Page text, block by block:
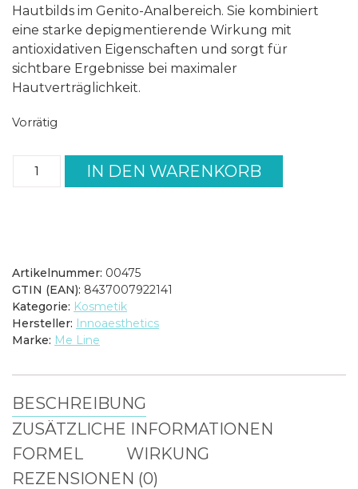
Hautbilds im Genito-Analbereich. Sie kombiniert
eine starke depigmentierende Wirkung mit
antioxidativen Eigenschaften und sorgt für
sichtbare Ergebnisse bei maximaler
Hautverträglichkeit.
Vorrätig
LINE
IN DEN WARENKORB
Artikelnummer: 00475
GTIN (EAN): 8437007922141
Kategorie: Kosmetik
Hersteller: Innoaesthetics
Marke: Me Line
BESCHREIBUNG
ZUSÄTZLICHE INFORMATIONEN
FORMEL
WIRKUNG
REZENSIONEN (0)